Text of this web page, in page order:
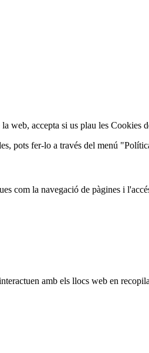
web, accepta si us plau les Cookies
pots fer-lo a través del menú
com la navegació de pàgines i
amb els llocs web en